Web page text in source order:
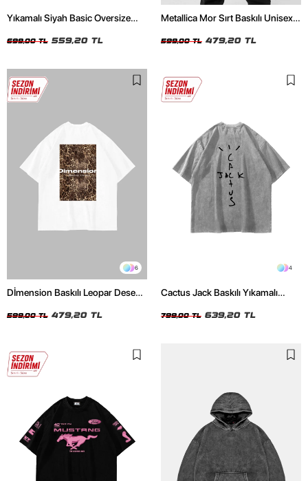
Yıkamalı Siyah Basic Oversize
699,00 TL 559,20 TL
Metallica Mor Sırt Baskılı Unisex
599,00 TL 479,20 TL
6
Dİmension Baskılı Leopar Desenli
Tshirt
599,00 TL 479,20 TL
4
Cactus Jack Baskılı Yıkamalı
799,00 TL 639,20 TL